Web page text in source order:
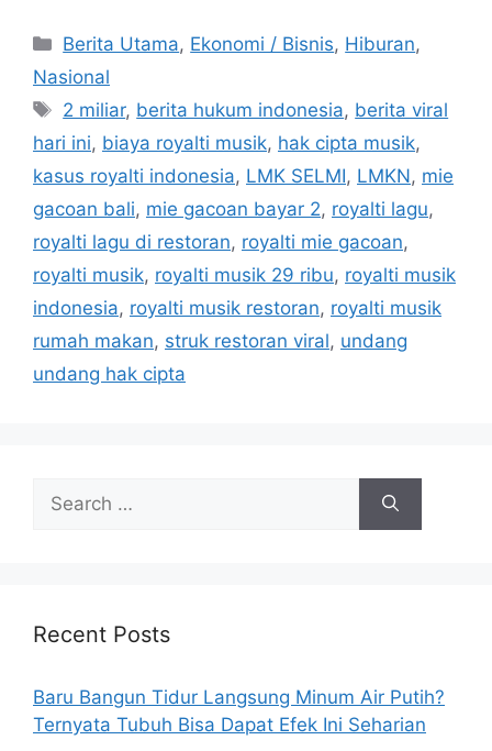
C
a
e
g
o
r
i
s
Berita Utama, Ekonomi / Bisnis, Hiburan,
Nasional
T
a
s
2 miliar, berita hukum indonesia, berita viral
hari ini, biaya royalti musik, hak cipta musik,
kasus royalti indonesia, LMK SELMI, LMKN, mie
gacoan bali, mie gacoan bayar 2, royalti lagu,
royalti lagu di restoran, royalti mie gacoan,
royalti musik, royalti musik 29 ribu, royalti musik
indonesia, royalti musik restoran, royalti musik
rumah makan, struk restoran viral, undang
undang hak cipta
h
r
:
Recent Posts
Baru Bangun Tidur Langsung Minum Air Putih?
Ternyata Tubuh Bisa Dapat Efek Ini Seharian